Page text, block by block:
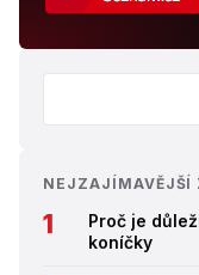
NEJZAJÍMAVĚJŠÍ
Proč je
koníčky